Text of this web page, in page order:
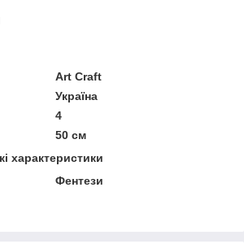
Art Craft
Україна
4
50 см
характеристики
Фентези